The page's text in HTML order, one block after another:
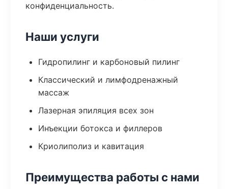
конфиденциальность.
Наши услуги
Гидропилинг и карбоновый пилинг
Классический и лимфодренажный
массаж
Лазерная эпиляция всех зон
Инъекции ботокса и филлеров
Криолиполиз и кавитация
Преимущества работы с нами